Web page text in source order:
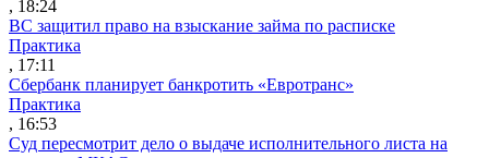
, 18:24
ВС защитил право на взыскание займа по расписке
Практика
, 17:11
Сбербанк планирует банкротить «Евротранс»
Практика
, 16:53
Суд пересмотрит дело о выдаче исполнительного листа на